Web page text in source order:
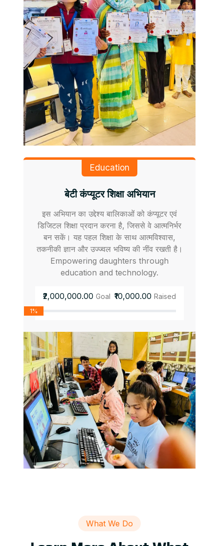
Education
बेटी कंप्यूटर शिक्षा अभियान
इस अभियान का उद्देश्य बालिकाओं को कंप्यूटर एवं
डिजिटल शिक्षा प्रदान करना है, जिससे वे आत्मनिर्भर
बन सकें। यह पहल शिक्षा के साथ आत्मविश्वास,
तकनीकी ज्ञान और उज्ज्वल भविष्य की नींव रखती है।
Empowering daughters through
education and technology.
₹2,000,000.00 Goal ₹10,000.00 Raised
1%
What We Do